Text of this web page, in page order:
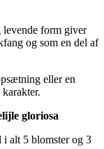
levende form giver
og som en del af
eller en
gloriosa
i alt 5 blomster og 3